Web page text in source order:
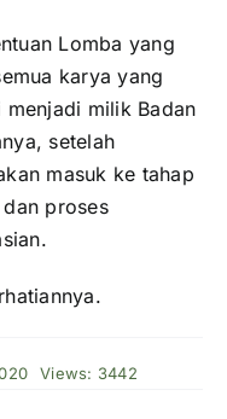
Lomba yang
karya yang
milik Badan
setelah
masuk ke tahap
proses
Views: 3442